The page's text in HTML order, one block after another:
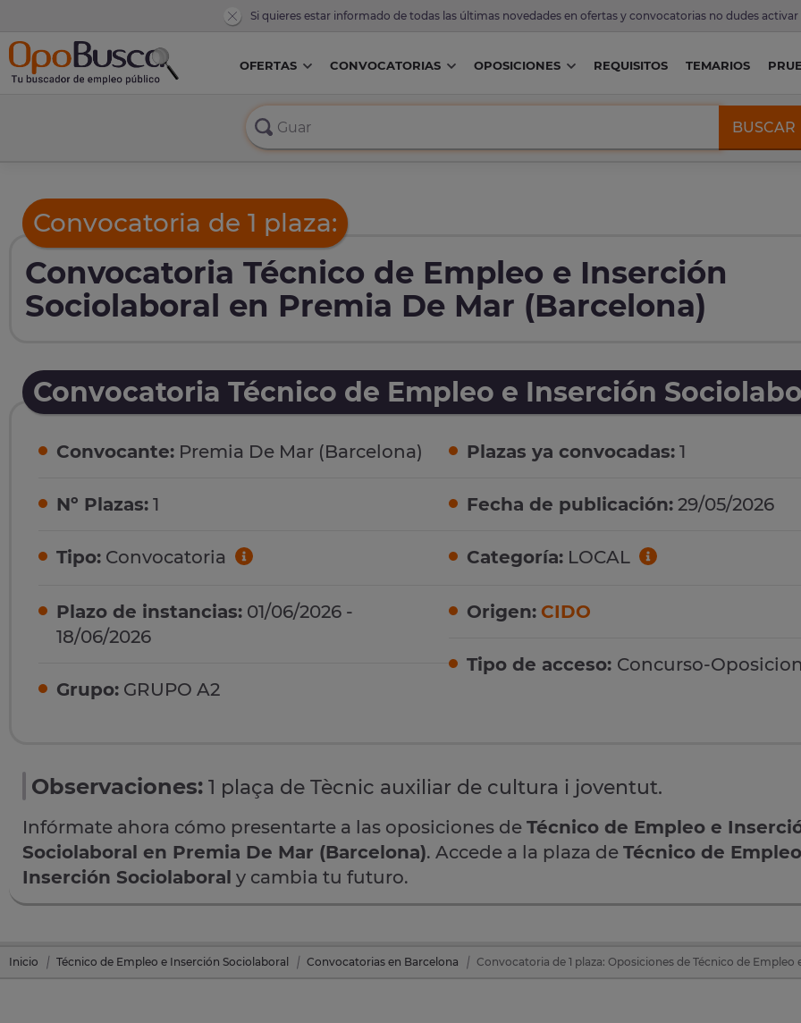
Si quieres estar informado de todas las últimas novedades en ofertas y convocatorias no dudes activar
OFERTAS CONVOCATORIAS OPOSICIONES REQUISITOS TEMARIOS
BUSCAR
Convocatoria de 1 plaza:
Convocatoria Técnico de Empleo e Inserción
Sociolaboral en Premia De Mar (Barcelona)
Convocatoria Técnico de Empleo e Inserción
Convocante: Premia De Mar (Barcelona)
Nº Plazas: 1
Tipo: Convocatoria
Plazo de instancias: 01/06/2026 -
18/06/2026
Grupo: GRUPO A2
Plazas ya convocadas: 1
Fecha de publicación: 29/05/2026
Categoría: LOCAL
Origen: CIDO
Tipo de acceso: Concurso-Oposicion
Observaciones: 1 plaça de Tècnic auxiliar de cultura i joventut.
Infórmate ahora cómo presentarte a las oposiciones de Técnico de Empleo e
Sociolaboral en Premia De Mar (Barcelona). Accede a la plaza de Técnico de
Inserción Sociolaboral y cambia tu futuro.
Inicio Técnico de Empleo e Inserción Sociolaboral Convocatorias en Barcelona Convocatoria de 1 plaza: Oposiciones de Técnico de